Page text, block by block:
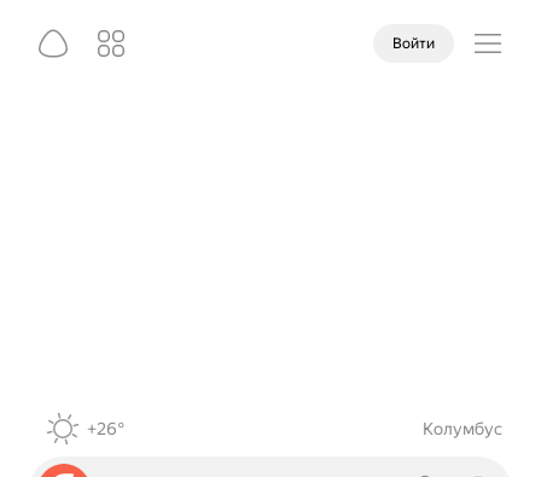
Войти
+26° Колумбус